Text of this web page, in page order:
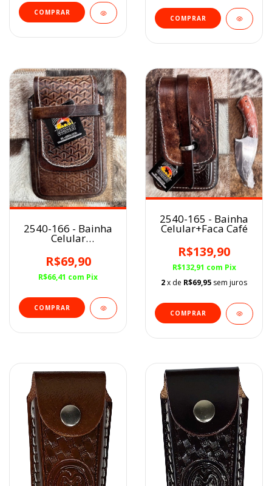
2540-166 - Bainha
Celular
R$69,90
R$66,41 com Pix
2540-165 - Bainha
Celular+Faca Café
R$139,90
R$132,91 com Pix
2x de R$69,95 sem juros